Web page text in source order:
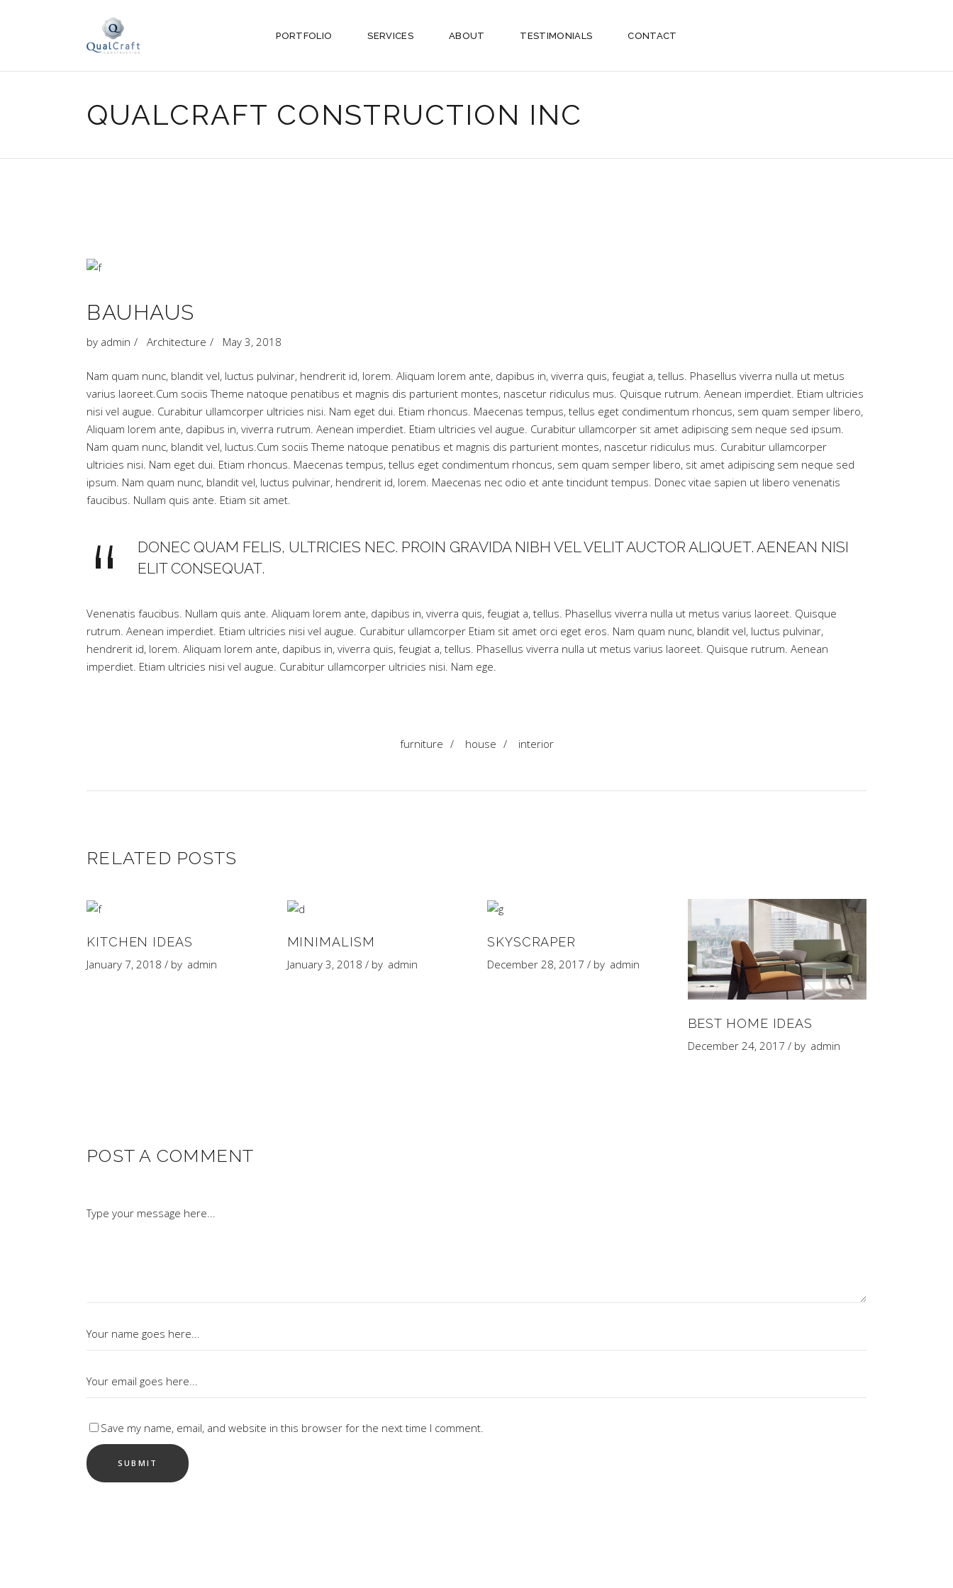
PORTFOLIO SERVICES ABOUT TESTIMONIALS CONTACT
QUALCRAFT CONSTRUCTION INC
BAUHAUS
by admin Architecture May 3, 2018
Nam quam nunc, blandit vel, luctus pulvinar, hendrerit id, lorem. Aliquam lorem ante, dapibus in, viverra quis, feugiat a, tellus. Phasellus viverra nulla ut metus
varius laoreet.Cum sociis Theme natoque penatibus et magnis dis parturient montes, nascetur ridiculus mus. Quisque rutrum. Aenean imperdiet. Etiam ultricies
nisi vel augue. Curabitur ullamcorper ultricies nisi. Nam eget dui. Etiam rhoncus. Maecenas tempus, tellus eget condimentum rhoncus, sem quam semper libero,
Aliquam lorem ante, dapibus in, viverra rutrum. Aenean imperdiet. Etiam ultricies vel augue. Curabitur ullamcorper sit amet adipiscing sem neque sed ipsum.
Nam quam nunc, blandit vel, luctus.Cum sociis Theme natoque penatibus et magnis dis parturient montes, nascetur ridiculus mus. Curabitur ullamcorper
ultricies nisi. Nam eget dui. Etiam rhoncus. Maecenas tempus, tellus eget condimentum rhoncus, sem quam semper libero, sit amet adipiscing sem neque sed
ipsum. Nam quam nunc, blandit vel, luctus pulvinar, hendrerit id, lorem. Maecenas nec odio et ante tincidunt tempus. Donec vitae sapien ut libero venenatis
faucibus. Nullam quis ante. Etiam sit amet.
DONEC QUAM FELIS, ULTRICIES NEC. PROIN GRAVIDA NIBH VEL VELIT AUCTOR ALIQUET. AENEAN NISI
ELIT CONSEQUAT.
Venenatis faucibus. Nullam quis ante. Aliquam lorem ante, dapibus in, viverra quis, feugiat a, tellus. Phasellus viverra nulla ut metus varius laoreet. Quisque
rutrum. Aenean imperdiet. Etiam ultricies nisi vel augue. Curabitur ullamcorper Etiam sit amet orci eget eros. Nam quam nunc, blandit vel, luctus pulvinar,
hendrerit id, lorem. Aliquam lorem ante, dapibus in, viverra quis, feugiat a, tellus. Phasellus viverra nulla ut metus varius laoreet. Quisque rutrum. Aenean
imperdiet. Etiam ultricies nisi vel augue. Curabitur ullamcorper ultricies nisi. Nam ege.
furniture / house / interior
RELATED POSTS
KITCHEN IDEAS
January 7, 2018 by admin
MINIMALISM
January 3, 2018 by admin
SKYSCRAPER
December 28, 2017 by admin
BEST HOME IDEAS
December 24, 2017 by admin
POST A COMMENT
Save my name, email, and website in this browser for the next time I comment.